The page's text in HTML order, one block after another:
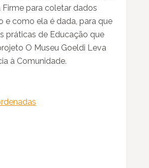
Firme para coletar dados
e como ela é dada, para que
práticas de Educação que
O Museu Goeldi Leva
à Comunidade.